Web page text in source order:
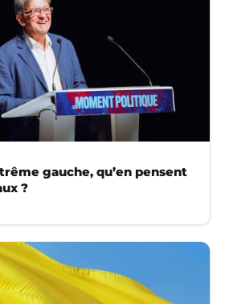
gauche, qu’en pensent
?